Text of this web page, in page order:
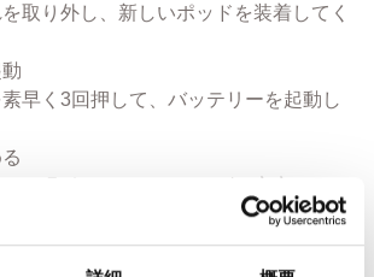
取り外し、新しいポッドを装着してく
早く3回押して、バッテリーを起動し
いただけます。
Ezee Next ポッド専用 です。